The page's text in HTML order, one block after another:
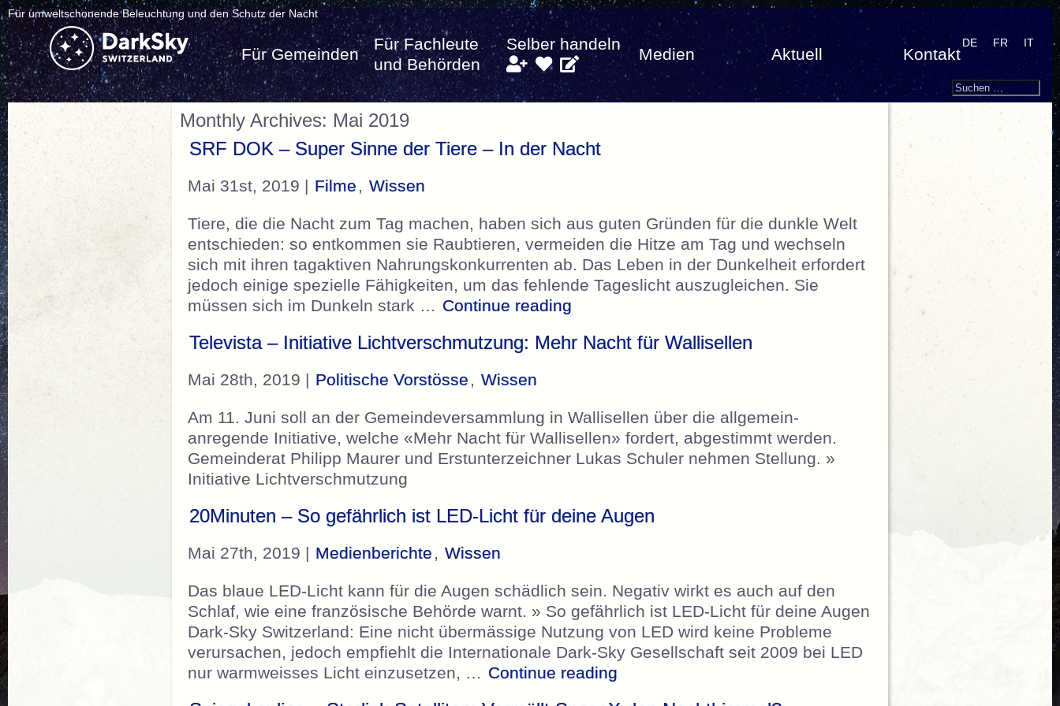
Für umweltschonende Beleuchtung und den Schutz der Nacht
Für Gemeinden
Für Fachleute
und Behörden
Selber handeln
Medien Aktuell Kontakt
DE FR IT
Search
Suchen
Monthly Archives: Mai 2019
SRF DOK – Super Sinne der Tiere – In der Nacht
Mai 31st, 2019 | Filme , Wissen
Tiere, die die Nacht zum Tag machen, haben sich aus guten Gründen für die dunkle Welt
entschieden: so entkommen sie Raubtieren, vermeiden die Hitze am Tag und wechseln
sich mit ihren tagaktiven Nahrungskonkurrenten ab. Das Leben in der Dunkelheit erfordert
jedoch einige spezielle Fähigkeiten, um das fehlende Tageslicht auszugleichen. Sie
müssen sich im Dunkeln stark … Continue reading „SRF DOK – Super Sinne der Tiere – In der Nacht“
Televista – Initiative Lichtverschmutzung: Mehr Nacht für Wallisellen
Mai 28th, 2019 | Politische Vorstösse , Wissen
Am 11. Juni soll an der Gemeindeversammlung in Wallisellen über die allgemein-
anregende Initiative, welche «Mehr Nacht für Wallisellen» fordert, abgestimmt werden.
Gemeinderat Philipp Maurer und Erstunterzeichner Lukas Schuler nehmen Stellung. »
Initiative Lichtverschmutzung
20Minuten – So gefährlich ist LED-Licht für deine Augen
Mai 27th, 2019 | Medienberichte , Wissen
Das blaue LED-Licht kann für die Augen schädlich sein. Negativ wirkt es auch auf den
Schlaf, wie eine französische Behörde warnt. » So gefährlich ist LED-Licht für deine Augen
Dark-Sky Switzerland: Eine nicht übermässige Nutzung von LED wird keine Probleme
verursachen, jedoch empfiehlt die Internationale Dark-Sky Gesellschaft seit 2009 bei LED
nur warmweisses Licht einzusetzen, … Continue reading